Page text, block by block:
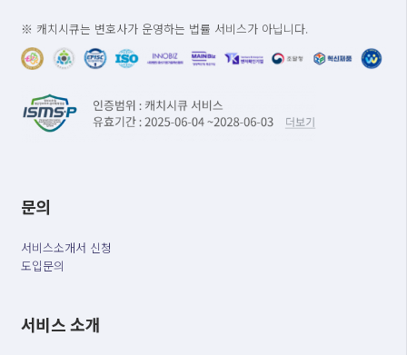
※ 캐치시큐는 변호사가 운영하는 법률 서비스가 아닙니다.
문의
서비스소개서 신청
도입문의
서비스 소개